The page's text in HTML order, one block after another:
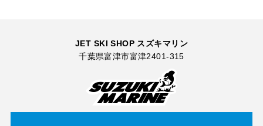
JET SKI SHOP スズキマリン
千葉県富津市富津2401-315